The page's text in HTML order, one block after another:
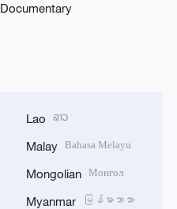
Documentary
Lao ລາວ
Malay Bahasa Melayu
Mongolian Монгол
Myanmar မြန်မာဘာသာ